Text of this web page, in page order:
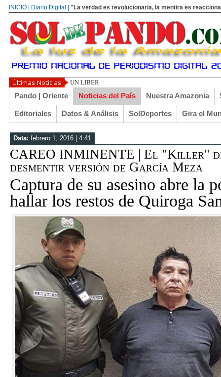
INICIO | Diario Digital | "La verdad es revolucionaria, la mentira es
UN LIBERTARIO LLAMADO EL TURI TORRICO
Pando | Oriente Noticias del País Nuestra Amazonia
Editoriales Datos & Análisis SolDeportes Gira el
Data: febrero 1, 2016 | 4:41
CAREO INMINENTE | El "Killer"
desmentir versión de García Meza
Captura de su asesino abre la
hallar los restos de Quiroga